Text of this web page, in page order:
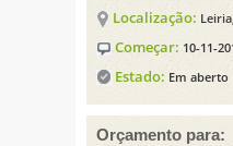
Localização:
Começar: 10-11-
Estado: Em aberto
Orçamento para: